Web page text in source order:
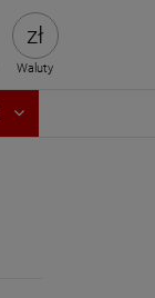
Waluty